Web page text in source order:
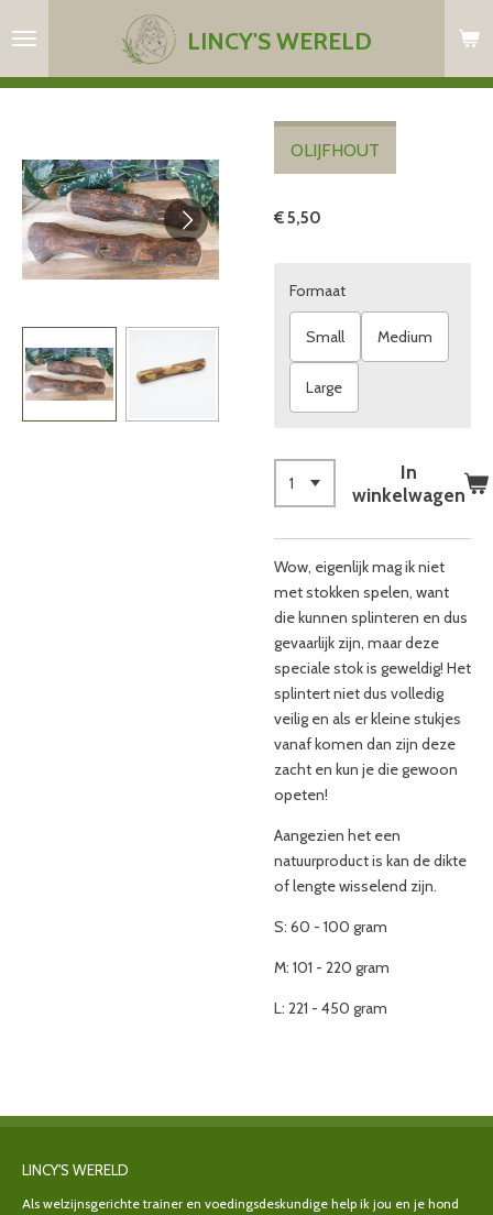
direct
LINCY'S WERELD
OLIJFHOUT
€ 5,50
Formaat
Small Medium
Large
In
winkelwagen
Wow, eigenlijk mag ik niet
met stokken spelen, want
die kunnen splinteren en dus
gevaarlijk zijn, maar deze
speciale stok is geweldig! Het
splintert niet dus volledig
veilig en als er kleine stukjes
vanaf komen dan zijn deze
zacht en kun je die gewoon
opeten!
Aangezien het een
natuurproduct is kan de dikte
of lengte wisselend zijn.
S: 60 - 100 gram
M: 101 - 220 gram
L: 221 - 450 gram
LINCY'S WERELD
Als welzijnsgerichte trainer en voedingsdeskundige help ik jou en je hond